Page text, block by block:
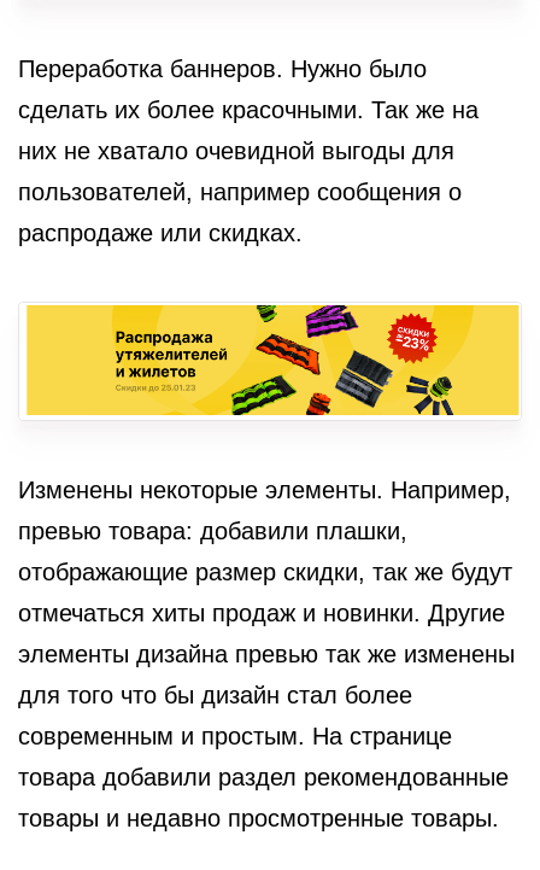
Переработка баннеров. Нужно было
сделать их более красочными. Так же на
них не хватало очевидной выгоды для
пользователей, например сообщения о
распродаже или скидках.
Изменены некоторые элементы. Например,
превью товара: добавили плашки,
отображающие размер скидки, так же будут
отмечаться хиты продаж и новинки. Другие
элементы дизайна превью так же изменены
для того что бы дизайн стал более
современным и простым. На странице
товара добавили раздел рекомендованные
товары и недавно просмотренные товары.